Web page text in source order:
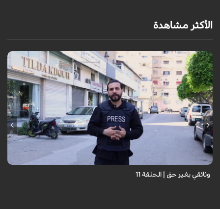
الأكثر مشاهدة
وثائقي بغير حق | الحلقة 11